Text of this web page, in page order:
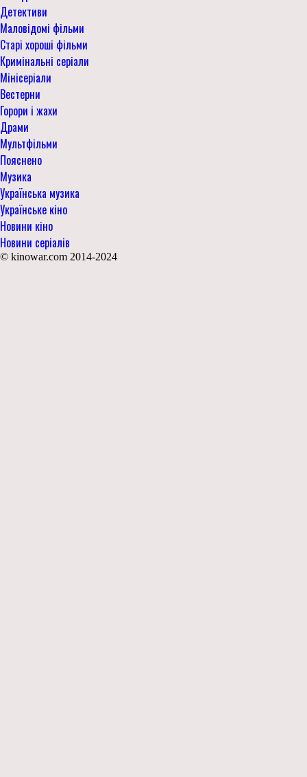
Детективи
Маловідомі фільми
Старі хороші фільми
Кримінальні серіали
Мінісеріали
Вестерни
Горори і жахи
Драми
Мультфільми
Пояснено
Музика
Українська музика
Українське кіно
Новини кіно
Новини серіалів
© kinowar.com 2014-2024